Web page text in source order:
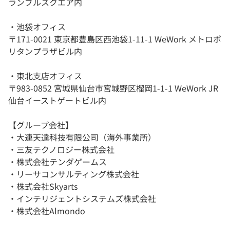
・池袋オフィス
〒171-0021 東京都豊島区西池袋1-11-1 WeWork メトロポ
リタンプラザビル内
・東北支店オフィス
〒983-0852 宮城県仙台市宮城野区榴岡1-1-1 WeWork JR
仙台イーストゲートビル内
【グループ会社】
・大連天達科技有限公司（海外事業所）
・三友テクノロジー株式会社
・株式会社テンダゲームス
・リーサコンサルティング株式会社
・株式会社Skyarts
・インテリジェントシステムズ株式会社
・株式会社Almondo